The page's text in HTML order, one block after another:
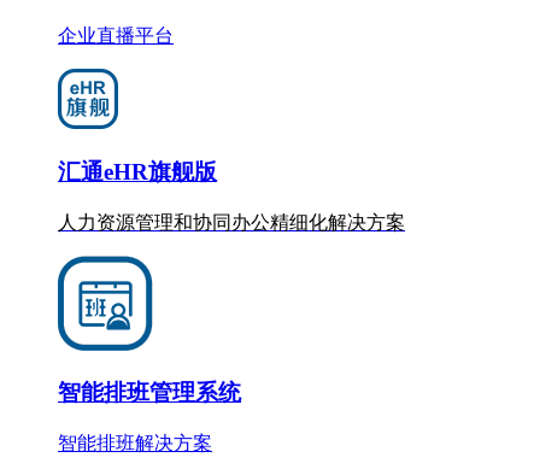
企业直播平台
汇通eHR旗舰版
人力资源管理和协同办公精细化解决方案
智能排班管理系统
智能排班解决方案